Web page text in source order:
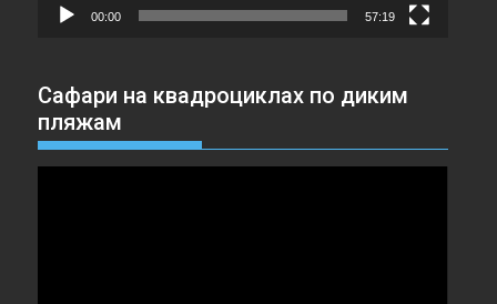
00:00 57:19
Сафари на квадроциклах по диким
пляжам